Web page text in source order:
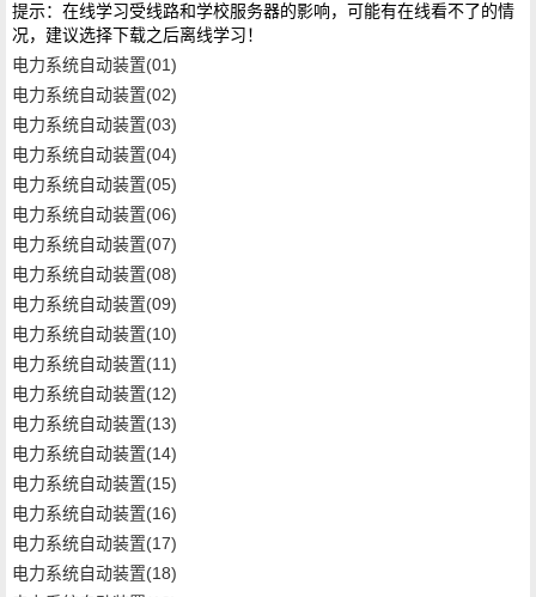
提示：在线学习受线路和学校服务器的影响，可能有在线看不了的情
况，建议选择下载之后离线学习！
电力系统自动装置(01)
电力系统自动装置(02)
电力系统自动装置(03)
电力系统自动装置(04)
电力系统自动装置(05)
电力系统自动装置(06)
电力系统自动装置(07)
电力系统自动装置(08)
电力系统自动装置(09)
电力系统自动装置(10)
电力系统自动装置(11)
电力系统自动装置(12)
电力系统自动装置(13)
电力系统自动装置(14)
电力系统自动装置(15)
电力系统自动装置(16)
电力系统自动装置(17)
电力系统自动装置(18)